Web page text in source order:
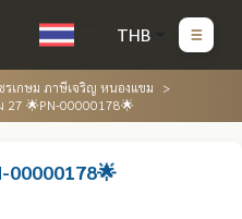
THB
รเกษม ภาษีเจริญ หนองแขม
27 🌟PN-00000178🌟
00000178🌟